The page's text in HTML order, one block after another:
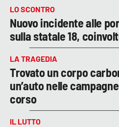
LO SCONTRO
Nuovo incidente alle
sulla statale 18,
LA TRAGEDIA
Trovato un corpo
un’auto nelle
corso
IL LUTTO